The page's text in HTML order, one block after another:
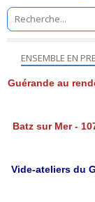
ENSEMBLE EN
Guérande au
Batz sur Mer -
Vide-ateliers du